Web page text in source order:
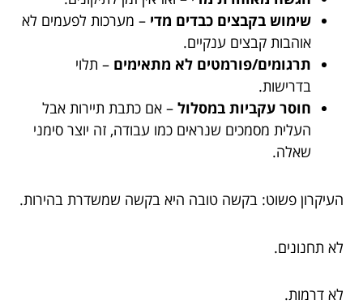
שימוש בקבצים כבדים מדי – מערכות לפעמים לא
אוהבות קבצים ענקיים.
תרגומים/פורמטים לא מתאימים – תלוי
בדרישות.
חוסר עקביות במסלול – אם כתבת תיירות אבל
העלית מסמכים שנראים כמו עבודה, זה יוצר סימני
שאלה.
העיקרון פשוט: בקשה טובה היא בקשה שמשדרת בהירות.
לא תחנונים.
לא דרמות.